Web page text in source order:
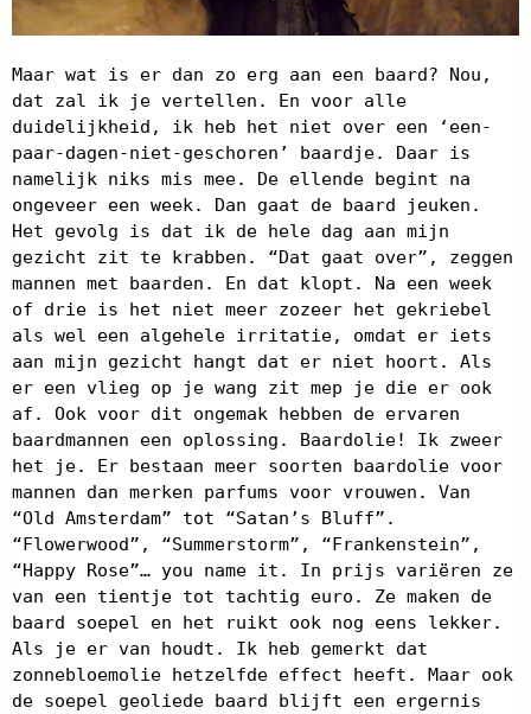
Maar wat is er dan zo erg aan een baard? Nou,
dat zal ik je vertellen. En voor alle
duidelijkheid, ik heb het niet over een ‘een-
paar-dagen-niet-geschoren’ baardje. Daar is
namelijk niks mis mee. De ellende begint na
ongeveer een week. Dan gaat de baard jeuken.
Het gevolg is dat ik de hele dag aan mijn
gezicht zit te krabben. “Dat gaat over”, zeggen
mannen met baarden. En dat klopt. Na een week
of drie is het niet meer zozeer het gekriebel
als wel een algehele irritatie, omdat er iets
aan mijn gezicht hangt dat er niet hoort. Als
er een vlieg op je wang zit mep je die er ook
af. Ook voor dit ongemak hebben de ervaren
baardmannen een oplossing. Baardolie! Ik zweer
het je. Er bestaan meer soorten baardolie voor
mannen dan merken parfums voor vrouwen. Van
“Old Amsterdam” tot “Satan’s Bluff”.
“Flowerwood”, “Summerstorm”, “Frankenstein”,
“Happy Rose”… you name it. In prijs variëren ze
van een tientje tot tachtig euro. Ze maken de
baard soepel en het ruikt ook nog eens lekker.
Als je er van houdt. Ik heb gemerkt dat
zonnebloemolie hetzelfde effect heeft. Maar ook
de soepel geoliede baard blijft een ergernis